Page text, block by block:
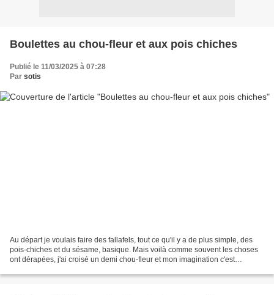
Boulettes au chou-fleur et aux pois chiches
Publié le 11/03/2025 à 07:28
Par sotis
Au départ je voulais faire des fallafels, tout ce qu'il y a de plus simple, des
pois-chiches et du sésame, basique. Mais voilà comme souvent les choses
ont dérapées, j'ai croisé un demi chou-fleur et mon imagination c'est